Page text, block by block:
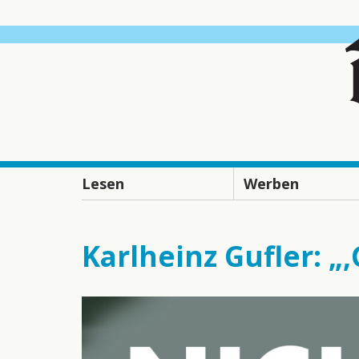
Lesen
„Dolomiten“ online
Werben
Preisliste
Karlheinz Gufler: